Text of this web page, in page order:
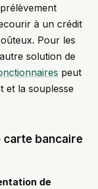
à un crédit
Pour les
solution de
peut
et la souplesse
carte bancaire
de